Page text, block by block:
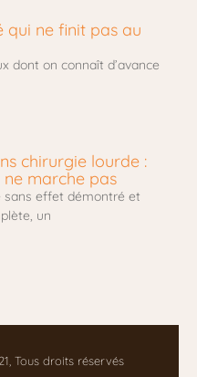
qui ne finit pas au
dont on connaît d’avance
chirurgie lourde :
marche pas
sans effet démontré et
un
Tous droits réservés